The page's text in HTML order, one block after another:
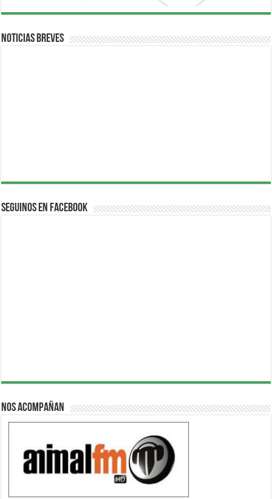
Noticias breves
Seguinos en Facebook
Nos acompañan